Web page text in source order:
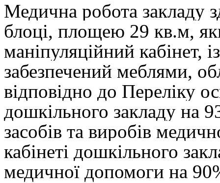
Медична робота закладу
блоці, площею 29 кв.м,
маніпуляційний кабінет,
забезпечений меблями,
відповідно до Переліку
дошкільного закладу на
засобів та виробів
кабінеті дошкільного
медичної допомоги на